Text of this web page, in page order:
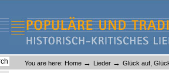
Liederlexikon
You are here: Home → Lieder → Glück auf,